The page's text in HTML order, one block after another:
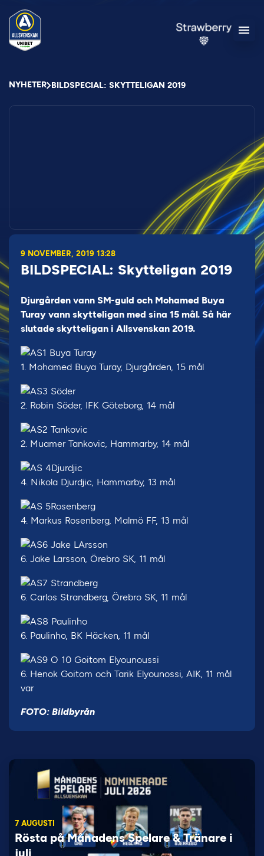
NYHETER BILDSPECIAL: SKYTTELIGAN 2019
9 NOVEMBER, 2019 13:28
BILDSPECIAL: Skytteligan 2019
Djurgården vann SM-guld och Mohamed Buya
Turay vann skytteligan med sina 15 mål. Så här
slutade skytteligan i Allsvenskan 2019.
1. Mohamed Buya Turay, Djurgården, 15 mål
2. Robin Söder, IFK Göteborg, 14 mål
2. Muamer Tankovic, Hammarby, 14 mål
4. Nikola Djurdjic, Hammarby, 13 mål
4. Markus Rosenberg, Malmö FF, 13 mål
6. Jake Larsson, Örebro SK, 11 mål
6. Carlos Strandberg, Örebro SK, 11 mål
6. Paulinho, BK Häcken, 11 mål
6. Henok Goitom och Tarik Elyounossi, AIK, 11 mål
var
FOTO: Bildbyrån
7 AUGUSTI
Rösta på Månadens Spelare & Tränare i
juli